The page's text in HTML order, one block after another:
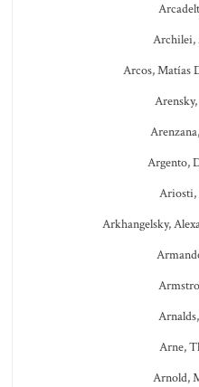
Archilei,
Arcos, Matías
Argento,
Arkhangelsky,
Arne,
Arnold,